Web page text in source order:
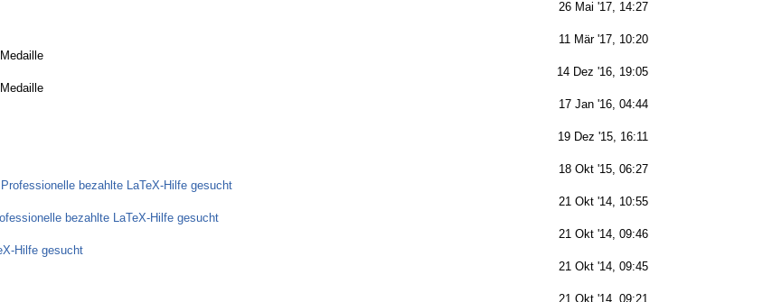
26 Mai '17, 14:27
11 Mär '17, 10:20
14 Dez '16, 19:05
17 Jan '16, 04:44
19 Dez '15, 16:11
18 Okt '15, 06:27
bezahlte LaTeX-Hilfe gesucht
21 Okt '14, 10:55
bezahlte LaTeX-Hilfe gesucht
21 Okt '14, 09:46
Hilfe gesucht
21 Okt '14, 09:45
21 Okt '14, 09:21